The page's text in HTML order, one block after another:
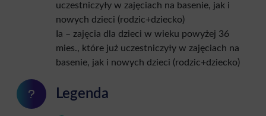
uczestniczyły w zajęciach na basenie, jak i
nowych dzieci (rodzic+dziecko)
Ia – zajęcia dla dzieci w wieku powyżej 36
mies., które już uczestniczyły w zajęciach na
basenie, jak i nowych dzieci (rodzic+dziecko)
Legenda